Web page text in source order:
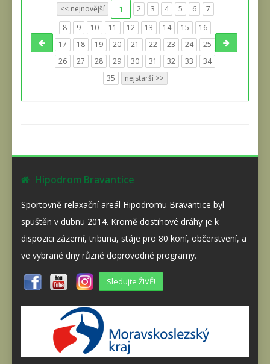
<< nejnovější 1 2 3 4 5 6
7
8
9 10 11 12 13 14 15
16
17
18 19 20 21 22 23 24
25
26
27 28 29 30 31 32 33
34
35
nejstarší >>
Hipodrom Bravantice
Sportovně-relaxační areál Hipodromu Bravantice byl
spuštěn v dubnu 2014. Kromě dostihové dráhy je k
dispozici zázemí, tribuna, stáje pro 80 koní, občerstvení, a
ve vybrané dny různé doprovodné programy.
Sledujte ŽIVĚ!